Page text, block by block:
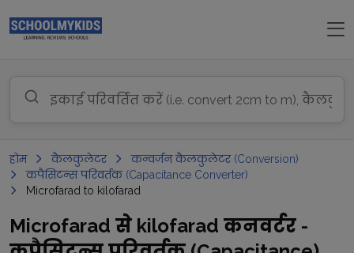
होम कैलकुलेटर
कन्वर्जन कैलकुलेटर (Conversion)
कपैसिटन्स परिवर्तक (Capacitance Converter)
Microfarad to kilofarad
Microfarad से kilofarad कनवर्टर -